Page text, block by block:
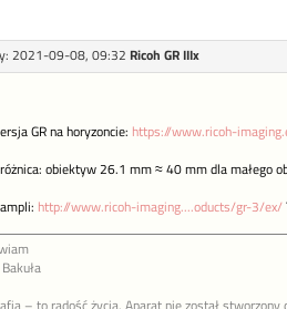
2021-09-08, 09:32 Ricoh GR IIIx
GR na horyzoncie: https://www.ricoh-
obiektyw 26.1 mm ≈ 40 mm dla małego
http://www.ricoh-imaging....oducts/gr-3/ex/